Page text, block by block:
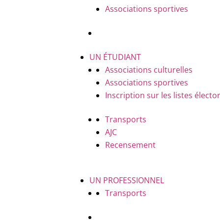
Associations sportives
UN ÉTUDIANT
Associations culturelles
Associations sportives
Inscription sur les listes
Transports
AJC
Recensement
UN PROFESSIONNEL
Transports